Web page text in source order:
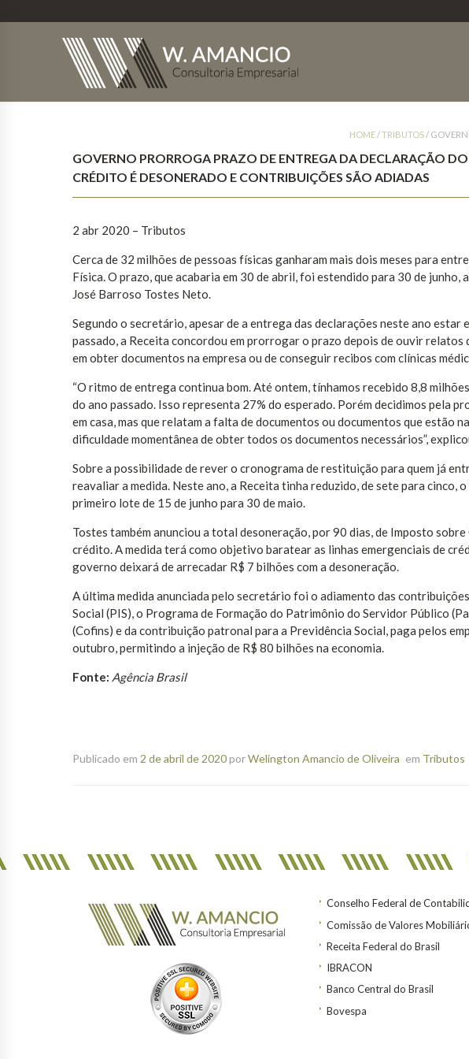
HOME/TRIBUTOS/
GOVERNO PRORROGA PRAZO DE ENTREGA DA DECLARAÇÃO
CRÉDITO É DESONERADO E CONTRIBUIÇÕES SÃO ADIADAS
2 abr 2020 – Tributos
Cerca de 32 milhões de pessoas físicas ganharam mais dois meses para
Física. O prazo, que acabaria em 30 de abril, foi estendido para 30 de
José Barroso Tostes Neto.
Segundo o secretário, apesar de a entrega das declarações neste ano estar
passado, a Receita concordou em prorrogar o prazo depois de ouvir
em obter documentos na empresa ou de conseguir recibos com clínicas
“O ritmo de entrega continua bom. Até ontem, tínhamos recebido 8,8
do ano passado. Isso representa 27% do esperado. Porém decidimos pela
em casa, mas que relatam a falta de documentos ou documentos que estão
dificuldade momentânea de obter todos os documentos necessários”,
Sobre a possibilidade de rever o cronograma de restituição para quem já
reavaliar a medida. Neste ano, a Receita tinha reduzido, de sete para cinco,
primeiro lote de 15 de junho para 30 de maio.
Tostes também anunciou a total desoneração, por 90 dias, de Imposto
crédito. A medida terá como objetivo baratear as linhas emergenciais de
governo deixará de arrecadar R$ 7 bilhões com a desoneração.
A última medida anunciada pelo secretário foi o adiamento das
Social (PIS), o Programa de Formação do Patrimônio do Servidor Público
(Cofins) e da contribuição patronal para a Previdência Social, paga pelos
outubro, permitindo a injeção de R$ 80 bilhões na economia.
Fonte: Agência Brasil
Publicado em 2 de abril de 2020porWelington Amancio de Oliveira em Tributos
Conselho Federal de
Comissão de Valores
Receita Federal do Brasil
IBRACON
Banco Central do Brasil
Bovespa